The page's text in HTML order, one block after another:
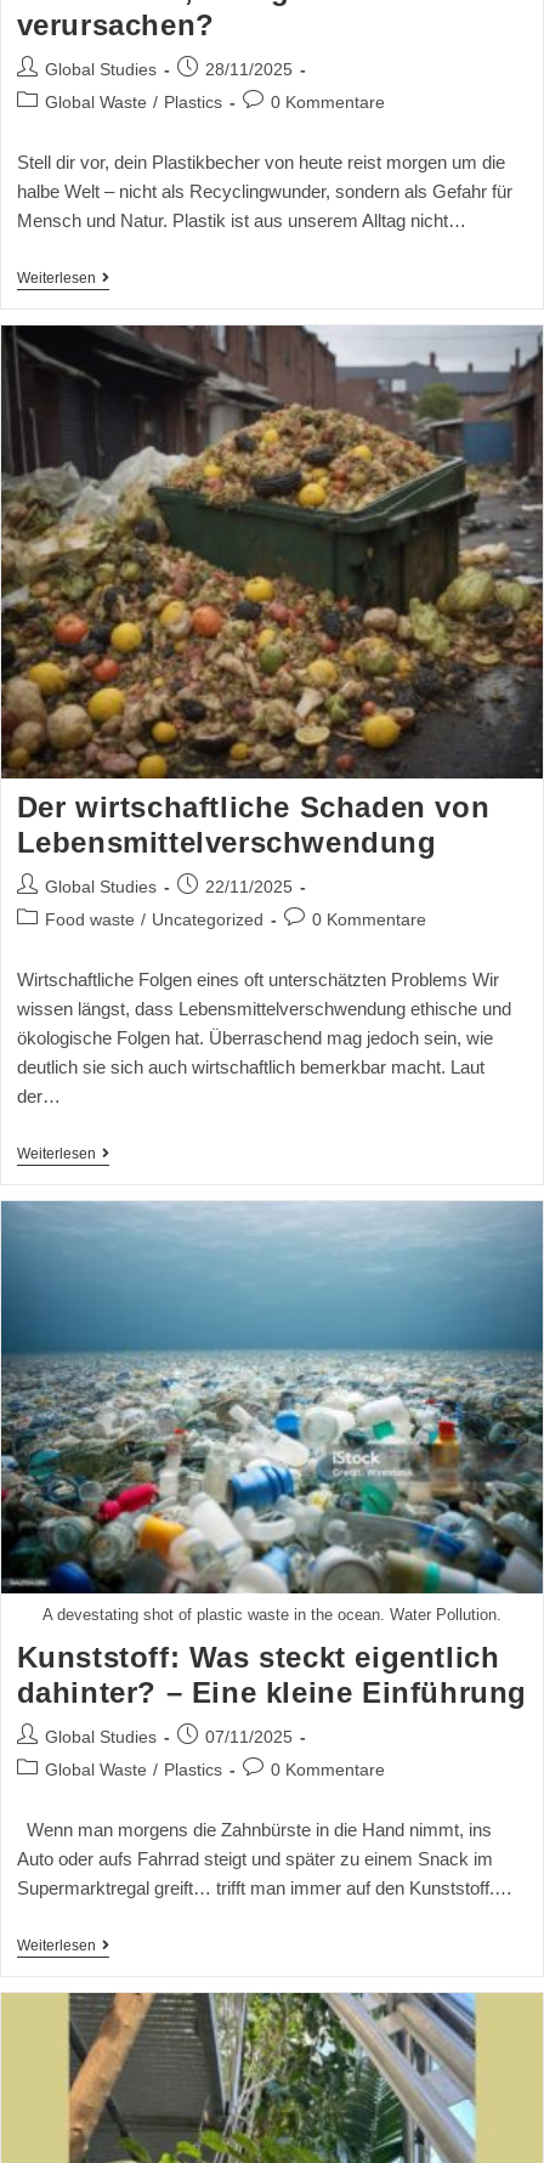
verursachen?
Global Studies
28/11/2025
Global Waste / Plastics 0 Kommentare
Stell dir vor, dein Plastikbecher von heute reist morgen um die
halbe Welt – nicht als Recyclingwunder, sondern als Gefahr für
Mensch und Natur. Plastik ist aus unserem Alltag nicht…
Weiterlesen
Der wirtschaftliche Schaden von
Lebensmittelverschwendung
Global Studies
22/11/2025
Food waste / Uncategorized 0 Kommentare
Wirtschaftliche Folgen eines oft unterschätzten Problems Wir
wissen längst, dass Lebensmittelverschwendung ethische und
ökologische Folgen hat. Überraschend mag jedoch sein, wie
deutlich sie sich auch wirtschaftlich bemerkbar macht. Laut
der…
Weiterlesen
A devestating shot of plastic waste in the ocean. Water Pollution.
Kunststoff: Was steckt eigentlich
dahinter? – Eine kleine Einführung
Global Studies
07/11/2025
Global Waste / Plastics 0 Kommentare
Wenn man morgens die Zahnbürste in die Hand nimmt, ins
Auto oder aufs Fahrrad steigt und später zu einem Snack im
Supermarktregal greift… trifft man immer auf den Kunststoff.…
Weiterlesen